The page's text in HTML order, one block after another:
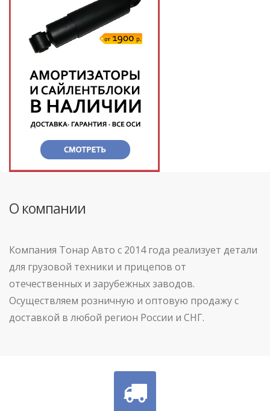
О компании
Компания Тонар Авто с 2014 года реализует детали
для грузовой техники и прицепов от
отечественных и зарубежных заводов.
Осуществляем розничную и оптовую продажу с
доставкой в любой регион России и СНГ.